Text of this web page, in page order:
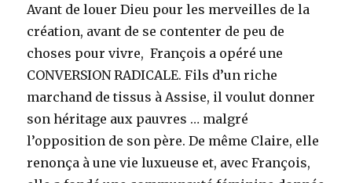
Avant de louer Dieu pour les merveilles de la
création, avant de se contenter de peu de
choses pour vivre, François a opéré une
CONVERSION RADICALE. Fils d’un riche
marchand de tissus à Assise, il voulut donner
son héritage aux pauvres … malgré
l’opposition de son père. De même Claire, elle
renonça à une vie luxueuse et, avec François,